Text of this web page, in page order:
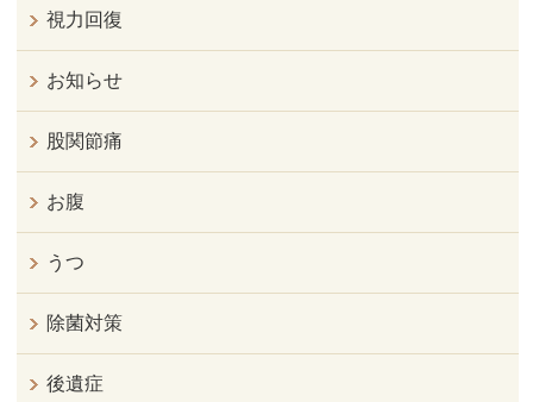
視力回復
お知らせ
股関節痛
お腹
うつ
除菌対策
後遺症